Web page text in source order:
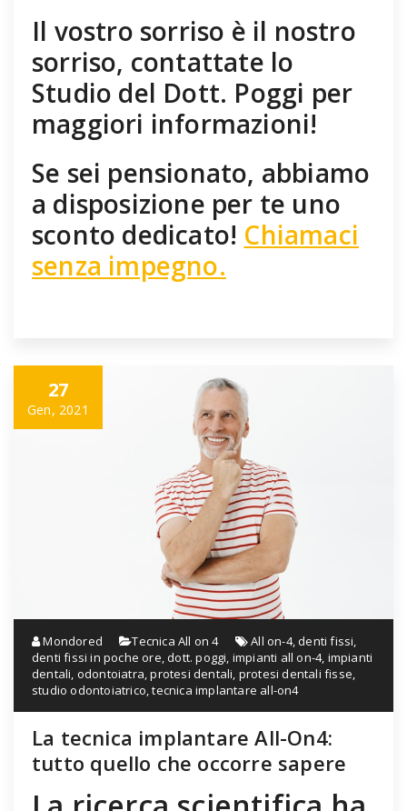
Il vostro sorriso è il nostro
sorriso, contattate lo
Studio del Dott. Poggi per
maggiori informazioni!
Se sei pensionato, abbiamo
a disposizione per te uno
sconto dedicato! Chiamaci
senza impegno.
27
Gen, 2021
Mondored Tecnica All on 4 All on-4,denti fissi,
denti fissi in poche ore,dott. poggi, impianti all on-4, impianti
dentali, odontoiatra,protesi dentali, protesi dentali fisse,
studio odontoiatrico,tecnica implantare all-on4
La tecnica implantare All-On4:
tutto quello che occorre sapere